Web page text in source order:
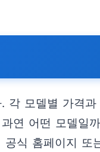
모델별 가격
연 어떤 모델일
식 홈페이지 또